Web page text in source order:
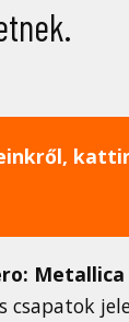
Metallica